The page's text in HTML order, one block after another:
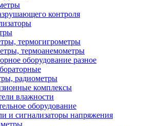
контроля
термогигрометры
термоанемометры
оборудование разное
радиометры
комплексы
влажности
оборудование
и сигнализаторы напряжения